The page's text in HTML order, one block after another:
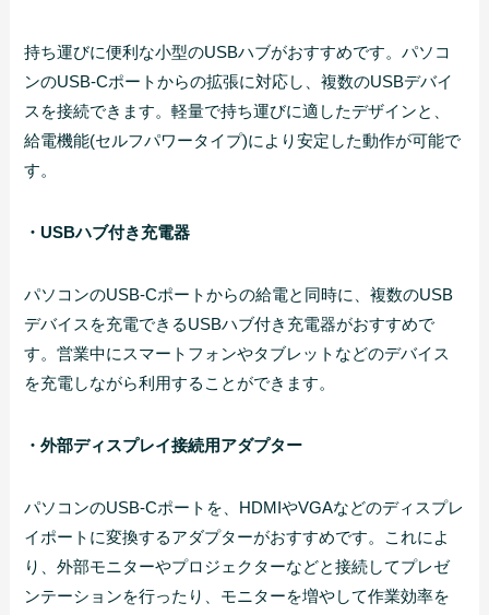
持ち運びに便利な小型のUSBハブがおすすめです。パソコ
ンのUSB-Cポートからの拡張に対応し、複数のUSBデバイ
スを接続できます。軽量で持ち運びに適したデザインと、
給電機能(セルフパワータイプ)により安定した動作が可能で
す。
・USBハブ付き充電器
パソコンのUSB-Cポートからの給電と同時に、複数のUSB
デバイスを充電できるUSBハブ付き充電器がおすすめで
す。営業中にスマートフォンやタブレットなどのデバイス
を充電しながら利用することができます。
・外部ディスプレイ接続用アダプター
パソコンのUSB-Cポートを、HDMIやVGAなどのディスプレ
イポートに変換するアダプターがおすすめです。これによ
り、外部モニターやプロジェクターなどと接続してプレゼ
ンテーションを行ったり、モニターを増やして作業効率を